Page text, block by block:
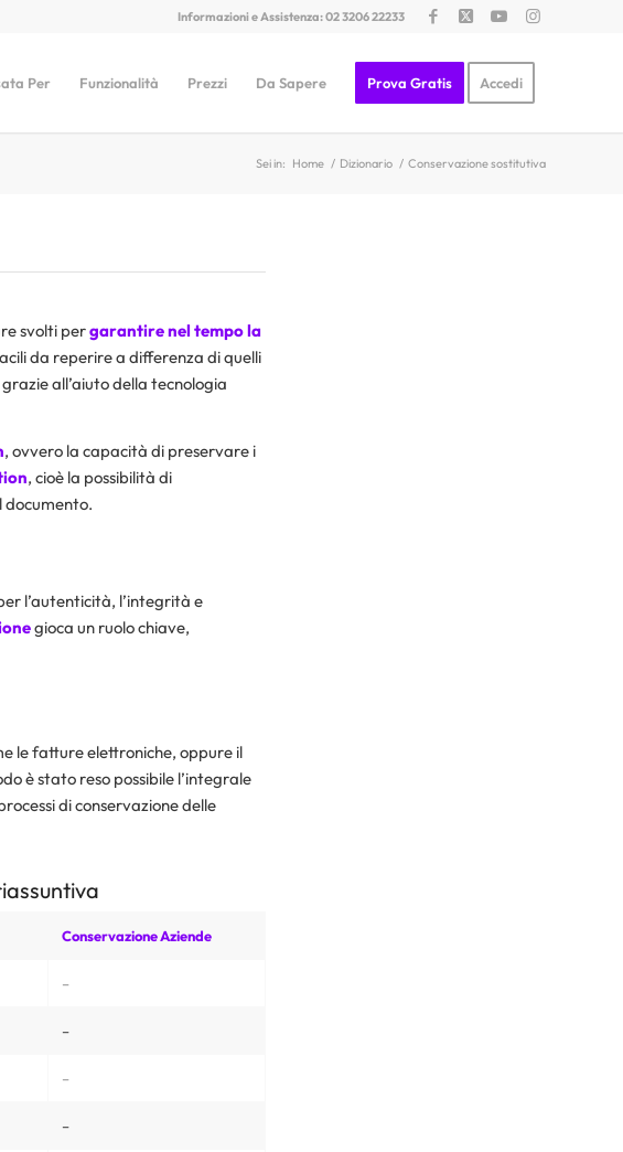
Informazioni e Assistenza: 02 3206 22233
Per Funzionalità Prezzi Da Sapere Prova Gratis Accedi
Sei in: Home / Dizionario / Conservazione sostitutiva
svolti pergarantire nel tempo la
da reperire a differenza di quelli
all’aiuto della tecnologia
, ovvero la capacità di preservare i
, cioè la possibilità di
documento.
l’autenticità, l’integrità e
gioca un ruolo chiave,
le fatture elettroniche, oppure il
è stato reso possibile l’integrale
di conservazione delle
Conservazione Aziende
–
–
–
–